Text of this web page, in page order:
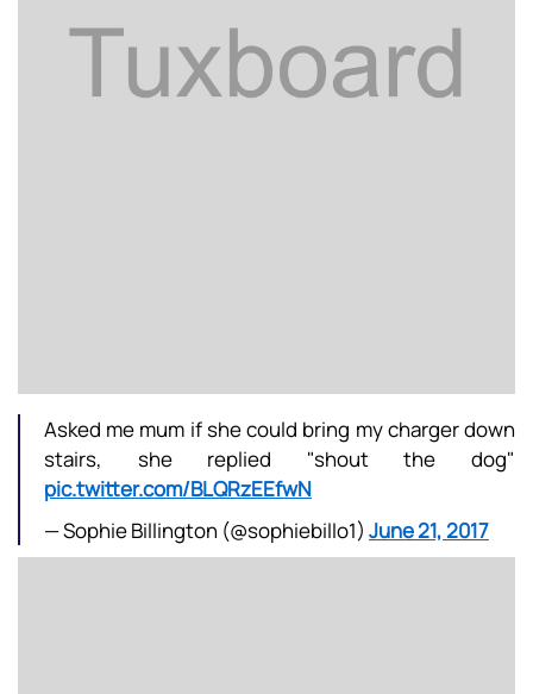
Asked me mum if she could bring my charger down
stairs, she replied "shout the dog"
pic.twitter.com/BLQRzEEfwN
— Sophie Billington (@sophiebillo1) June 21, 2017